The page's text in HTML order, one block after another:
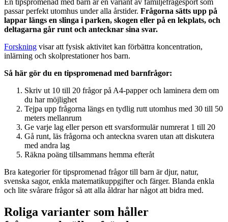
En tipspromenad med barn är en variant av familjefrågesport som
passar perfekt utomhus under alla årstider. Frågorna sätts upp på
lappar längs en slinga i parken, skogen eller på en lekplats, och
deltagarna går runt och antecknar sina svar.
Forskning visar att fysisk aktivitet kan förbättra koncentration,
inlärning och skolprestationer hos barn.
Så här gör du en tipspromenad med barnfrågor:
Skriv ut 10 till 20 frågor på A4-papper och laminera dem om
du har möjlighet
Tejpa upp frågorna längs en tydlig rutt utomhus med 30 till 50
meters mellanrum
Ge varje lag eller person ett svarsformulär numrerat 1 till 20
Gå runt, läs frågorna och anteckna svaren utan att diskutera
med andra lag
Räkna poäng tillsammans hemma efteråt
Bra kategorier för tipspromenad frågor till barn är djur, natur,
svenska sagor, enkla matematikuppgifter och färger. Blanda enkla
och lite svårare frågor så att alla åldrar har något att bidra med.
Roliga varianter som håller